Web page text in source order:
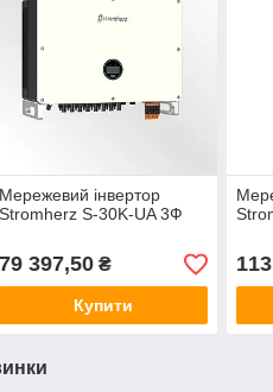
Мережевий інвертор
Stromherz S-30K-UA 3Ф
79 397,50₴
Купити